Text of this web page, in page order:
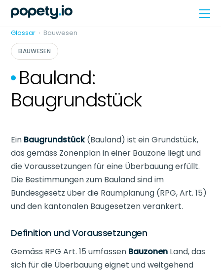
Skip
content
Glossar › Bauwesen
BAUWESEN
Bauland:
Baugrundstück
Ein Baugrundstück(Bauland) ist ein Grundstück,
das gemäss Zonenplan in einer Bauzone liegt und
die Voraussetzungen für eine Überbauung erfüllt.
Die Bestimmungen zum Bauland sind im
Bundesgesetz über die Raumplanung (RPG, Art. 15)
und den kantonalen Baugesetzen verankert.
Definition und Voraussetzungen
Gemäss RPG Art. 15 umfassen Bauzonen Land, das
sich für die Überbauung eignet und weitgehend